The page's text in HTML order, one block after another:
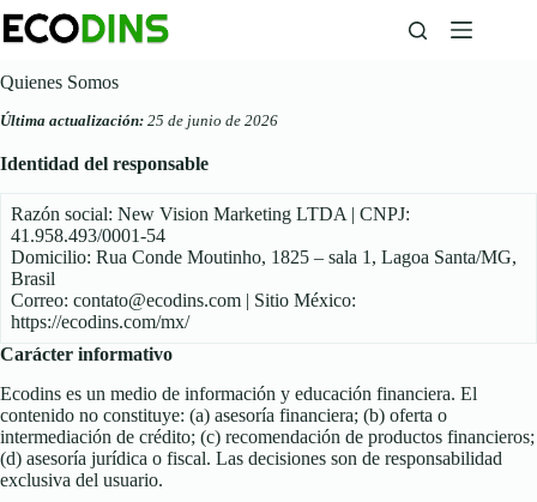
Saltar
al
Quienes Somos
Última actualización: 25 de junio de 2026
Identidad del responsable
Razón social: New Vision Marketing LTDA | CNPJ:
41.958.493/0001-54
Domicilio: Rua Conde Moutinho, 1825 – sala 1, Lagoa Santa/MG,
Brasil
Correo: contato@ecodins.com | Sitio México:
https://ecodins.com/mx/
Carácter informativo
Ecodins es un medio de información y educación financiera. El
contenido no constituye: (a) asesoría financiera; (b) oferta o
intermediación de crédito; (c) recomendación de productos financieros;
(d) asesoría jurídica o fiscal. Las decisiones son de responsabilidad
exclusiva del usuario.